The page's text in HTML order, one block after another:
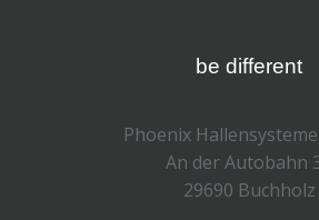
be different
Phoenix
An der Autobahn
29690 Buchholz